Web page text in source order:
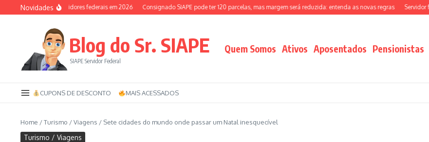
Ir para o conteúdo
Novidades
saúde dos servidores federais em 2026 Consignado SIAPE pode ter 120 parcelas, mas margem será reduzida: entenda as novas regras Servidor federal
Blog do Sr. SIAPE
SIAPE Servidor Federal
Quem Somos Ativos Aposentados Pensionistas
CUPONS DE DESCONTO MAIS ACESSADOS
Home /Turismo / Viagens / Sete cidades do mundo onde passar um Natal inesquecível
Turismo / Viagens